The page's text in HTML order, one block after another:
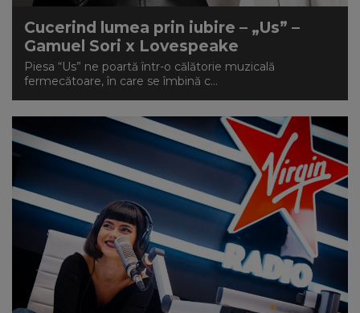
Cucerind lumea prin iubire – „Us” –
Gamuel Sori x Lovespeake
Piesa “Us” ne poartă într-o călătorie muzicală
fermecătoare, în care se îmbină c...